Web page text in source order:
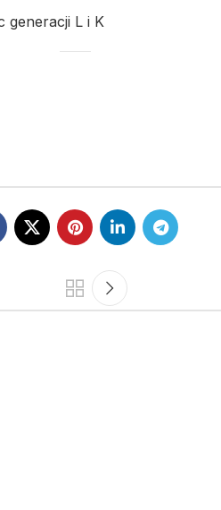
generacji L i K